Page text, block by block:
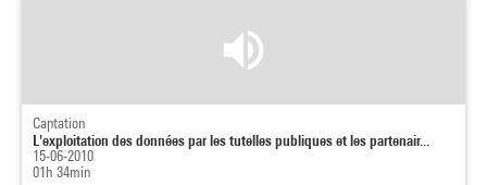
Captation
L'exploitation des données par les tutelles publiques et les partenair...
15-06-2010
01h 34min